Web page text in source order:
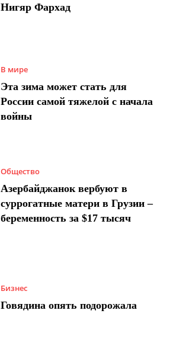
Нигяр Фархад
В мире
Эта зима может стать для
России самой тяжелой с начала
войны
Общество
Азербайджанок вербуют в
суррогатные матери в Грузии –
беременность за $17 тысяч
Бизнес
Говядина опять подорожала